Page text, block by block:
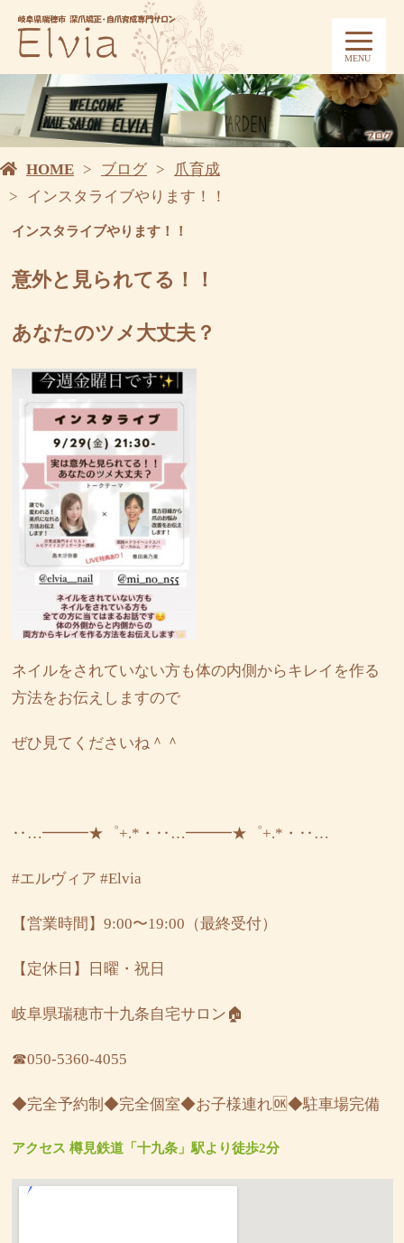
MENU
HOME ブログ
爪育成
インスタライブやります！！
インスタライブやります！！
意外と見られてる！！
あなたのツメ大丈夫？
ネイルをされていない方も体の内側からキレイを作る
方法をお伝えしますので
ぜひ見てくださいね＾＾
‥…━━━★゜+.*・‥…━━━★゜+.*・‥…
#エルヴィア #Elvia
【営業時間】9:00〜19:00（最終受付）
【定休日】日曜・祝日
岐阜県瑞穂市十九条自宅サロン🏠
☎︎050-5360-4055
◆完全予約制◆完全個室◆お子様連れ🆗◆駐車場完備
アクセス 樽見鉄道「十九条」駅より徒歩2分